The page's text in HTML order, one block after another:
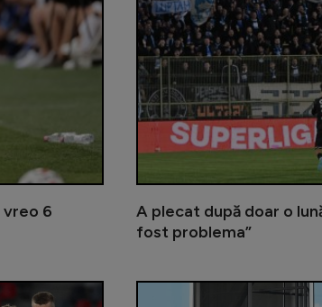
vreo 6
A plecat după doar o
fost problema”
Nici Pintilii și Charalambous nu îl